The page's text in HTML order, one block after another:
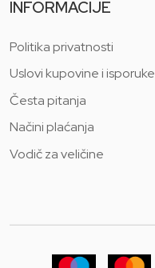
INFORMACIJE
Politika privatnosti
Uslovi kupovine i isporuke
Česta pitanja
Načini plaćanja
Vodič za veličine